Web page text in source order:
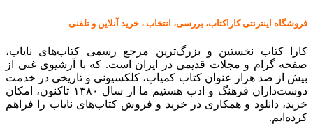
فروشگاه اینترنتی کاراکتاب، بررسی، انتخاب ، خرید آنلاین و تلفنی
کارا کتاب نخستین و بزرگ‌ترین مرجع رسمی کتاب‌های نایاب،
صفحه گرام و مجلات قدیمی در ایران است. که با آرشیوی غنی از
بیش از صد هزار عنوان کتاب کمیاب، کلکسیونی و تاریخی در خدمت
دوست‌داران فرهنگ و ادب هستیم ما از سال ۱۳۸۰ تاکنون، امکان
خرید، دانلود و همکاری در خرید و فروش کتاب‌های نایاب را فراهم
کرده‌ایم.